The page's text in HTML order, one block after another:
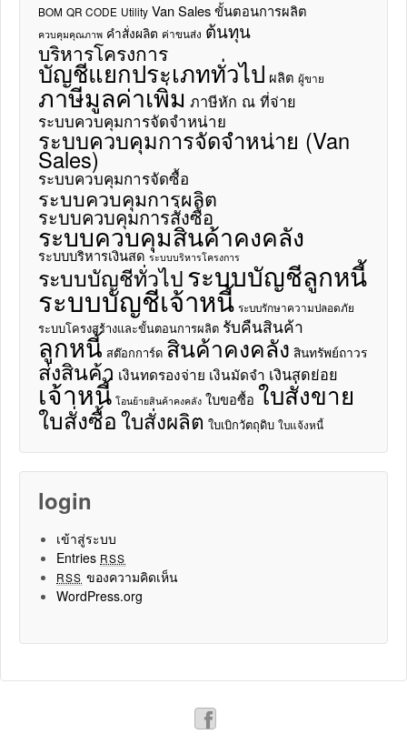
BOM QR CODE Utility Van Salesขั้นตอนการผลิต
ควบคุมคุณภาพ คำสั่งผลิต ค่าขนส่ง ต้นทุน
บริหารโครงการ
บัญชีแยกประเภททั่วไป ผลิต ผู้ขาย
ภาษีมูลค่าเพิ่ม ภาษีหัก ณ ที่จ่าย
ระบบควบคุมการจัดจำหน่าย
ระบบควบคุมการจัดจำหน่าย (Van
Sales)
ระบบควบคุมการจัดซื้อ
ระบบควบคุมการผลิต
ระบบควบคุมการสั่งซื้อ
ระบบควบคุมสินค้าคงคลัง
ระบบบริหารเงินสด ระบบบริหารโครงการ
ระบบบัญชีทั่วไประบบบัญชีลูกหนี้
ระบบบัญชีเจ้าหนี้ ระบบรักษาความปลอดภัย
ระบบโครงสร้างและขั้นตอนการผลิต รับคืนสินค้า
ลูกหนี้ สต๊อกการ์ด สินค้าคงคลัง สินทรัพย์ถาวร
ส่งสินค้า เงินทดรองจ่าย เงินมัดจำ เงินสดย่อย
เจ้าหนี้ โอนย้ายสินค้าคงคลัง ใบขอซื้อ ใบสั่งขาย
ใบสั่งซื้อใบสั่งผลิต ใบเบิกวัตถุดิบ ใบแจ้งหนี้
login
เข้าสู่ระบบ
Entries RSS
RSS ของความคิดเห็น
WordPress.org